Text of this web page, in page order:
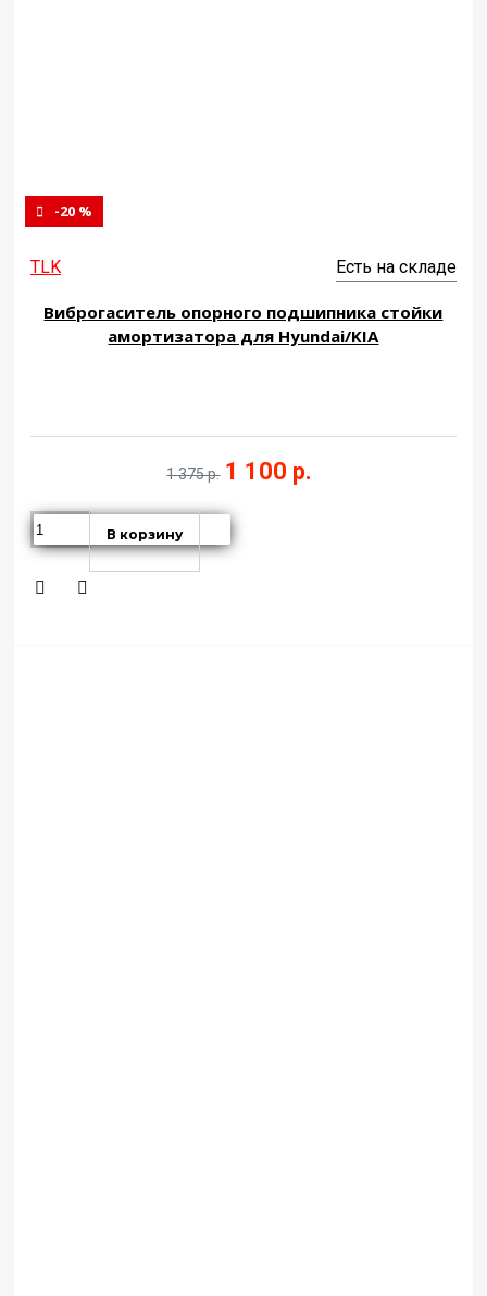
-20 %
TLK Есть на складе
Виброгаситель опорного подшипника стойки
амортизатора для Hyundai/KIA
1 375 р. 1 100 р.
В корзину